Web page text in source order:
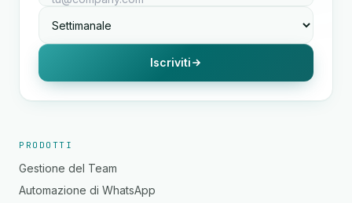
Iscriviti
PRODOTTI
Gestione del Team
Automazione di WhatsApp